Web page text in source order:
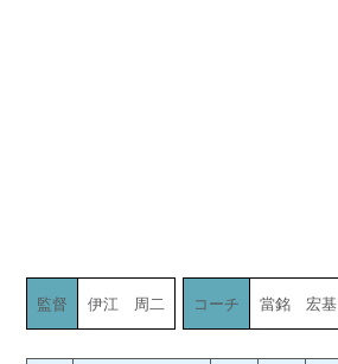
監督 伊江 周二 コーチ 當銘 宏基